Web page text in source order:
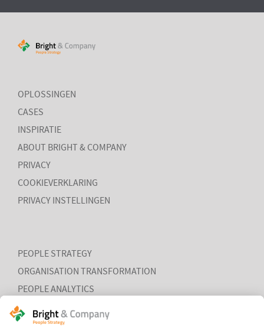
KLANTCASE
Een van de eerste gezamenlijke opdrachten die de Galan
Groep en Bright & Company hebben uitgevoerd is een
ontwikkelprogramma voor de managers van Avalex. Een mooi
voorbeeld hoe de krachten van de twee organisaties kunnen
LEES MEER
OPLOSSINGEN
CASES
INSPIRATIE
ABOUT BRIGHT & COMPANY
PRIVACY
COOKIEVERKLARING
PRIVACY INSTELLINGEN
PEOPLE STRATEGY
ORGANISATION TRANSFORMATION
PEOPLE ANALYTICS
HR ORGANISATION EFFECTIVENESS